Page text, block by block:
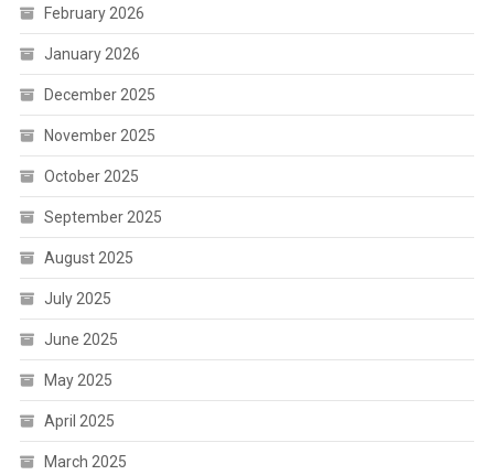
February 2026
January 2026
December 2025
November 2025
October 2025
September 2025
August 2025
July 2025
June 2025
May 2025
April 2025
March 2025